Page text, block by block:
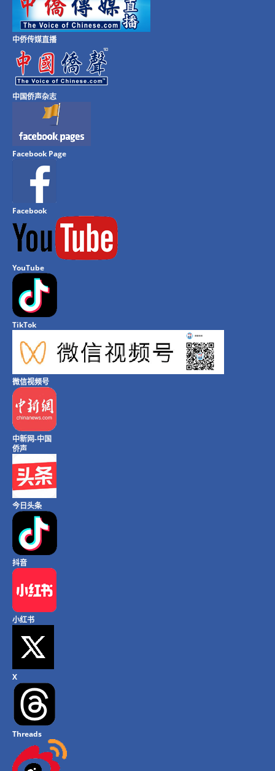
中侨传媒直播
中国侨声杂志
Facebook Page
Facebook
YouTube
TikTok
微信视频号
中新网-中国
侨声
今日头条
抖音
小红书
X
Threads